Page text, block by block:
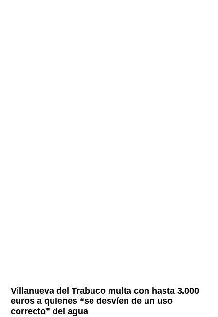
Villanueva del Trabuco multa con hasta 3.000
euros a quienes “se desvíen de un uso
correcto” del agua